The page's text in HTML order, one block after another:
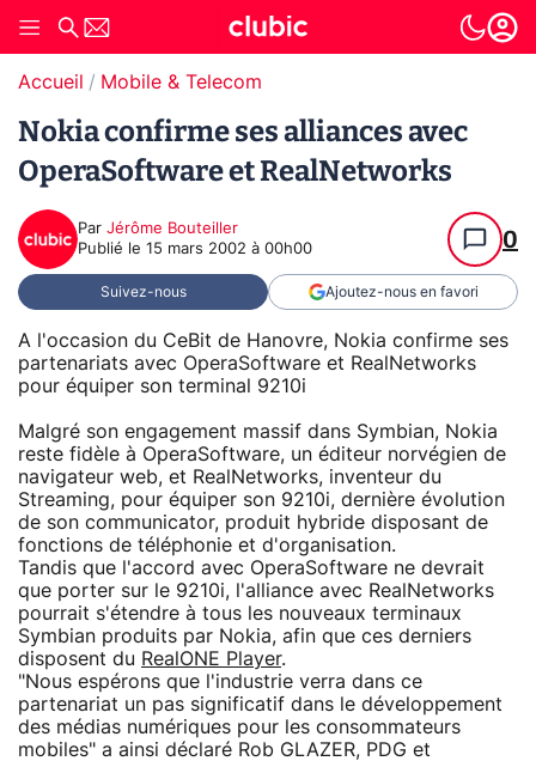
Accueil Mobile & Telecom
Nokia confirme ses alliances avec
OperaSoftware et RealNetworks
Par Jérôme Bouteiller
Publié le 15 mars 2002 à 00h00 0
Suivez-nous Ajoutez-nous en favori
A l'occasion du CeBit de Hanovre, Nokia confirme ses
partenariats avec OperaSoftware et RealNetworks
pour équiper son terminal 9210i
Malgré son engagement massif dans Symbian, Nokia
reste fidèle à OperaSoftware, un éditeur norvégien de
navigateur web, et RealNetworks, inventeur du
Streaming, pour équiper son 9210i, dernière évolution
de son communicator, produit hybride disposant de
fonctions de téléphonie et d'organisation.
Tandis que l'accord avec OperaSoftware ne devrait
que porter sur le 9210i, l'alliance avec RealNetworks
pourrait s'étendre à tous les nouveaux terminaux
Symbian produits par Nokia, afin que ces derniers
disposent du RealONE Player.
"Nous espérons que l'industrie verra dans ce
partenariat un pas significatif dans le développement
des médias numériques pour les consommateurs
mobiles" a ainsi déclaré Rob GLAZER, PDG et